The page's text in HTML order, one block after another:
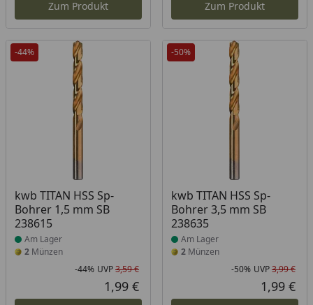
Zum Produkt Zum Produkt
-44%
kwb TITAN HSS Sp-
Bohrer 1,5 mm SB
238615
Produkt am Lager
Am Lager
2 Münzen
Rabatt in Prozent
-44%
Ursprünglicher Preis
UVP3,59 €
Aktueller Preis
1,99 €
-50%
kwb TITAN HSS Sp-
Bohrer 3,5 mm SB
238635
Produkt am Lager
Am Lager
2Münzen
-50% UVP3,99 €
1,99 €